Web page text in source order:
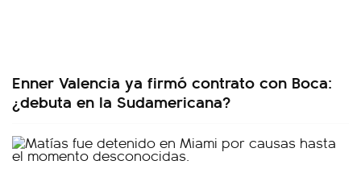
Enner Valencia ya firmó contrato con Boca:
¿debuta en la Sudamericana?